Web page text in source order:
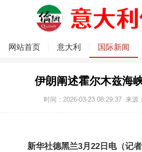
网站首页 意大利 国际新闻
伊朗阐述霍尔木兹海
时间：2026-03-23 08:29:37 来源
新华社德黑兰3月22日电（记者